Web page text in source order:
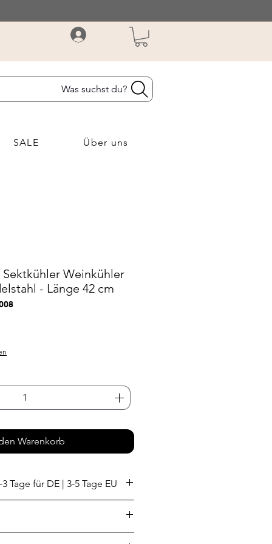
Was suchst du?
SALE Über uns
Weinkühler
- Länge 42 cm
Warenkorb
Tage für DE | 3-5 Tage EU